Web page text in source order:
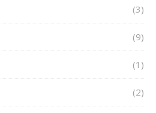
(3)
(9)
(1)
(2)